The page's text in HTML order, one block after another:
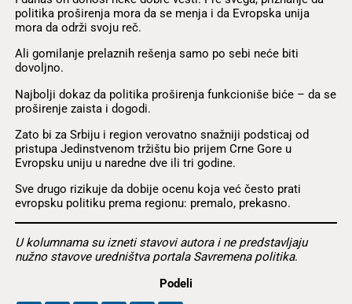
politika proširenja mora da se menja i da Evropska unija
mora da održi svoju reč.
Ali gomilanje prelaznih rešenja samo po sebi neće biti
dovoljno.
Najbolji dokaz da politika proširenja funkcioniše biće – da se
proširenje zaista i dogodi.
Zato bi za Srbiju i region verovatno snažniji podsticaj od
pristupa Jedinstvenom tržištu bio prijem Crne Gore u
Evropsku uniju u naredne dve ili tri godine.
Sve drugo rizikuje da dobije ocenu koja već često prati
evropsku politiku prema regionu: premalo, prekasno.
U kolumnama su izneti stavovi autora i ne predstavljaju
nužno stavove uredništva portala Savremena politika.
Podeli